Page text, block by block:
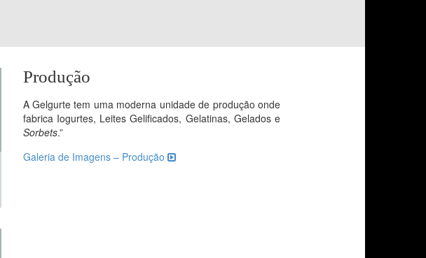
Produção
A Gelgurte tem uma moderna unidade de produção onde
fabrica Iogurtes, Leites Gelificados, Gelatinas, Gelados e
Sorbets.”
Galeria de Imagens – Produção